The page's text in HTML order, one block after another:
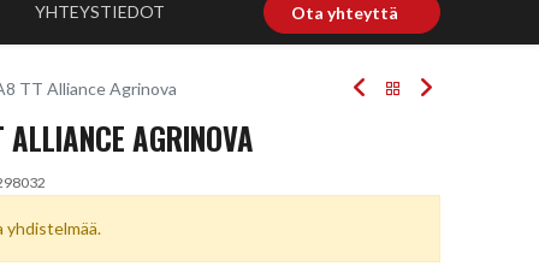
YHTEYSTIEDOT Ota yhteyttä
TT Alliance Agrinova
AGRINOVA
yhdistelmää.